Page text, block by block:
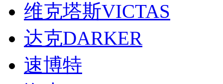
维克塔斯VICTAS
达克DARKER
速博特